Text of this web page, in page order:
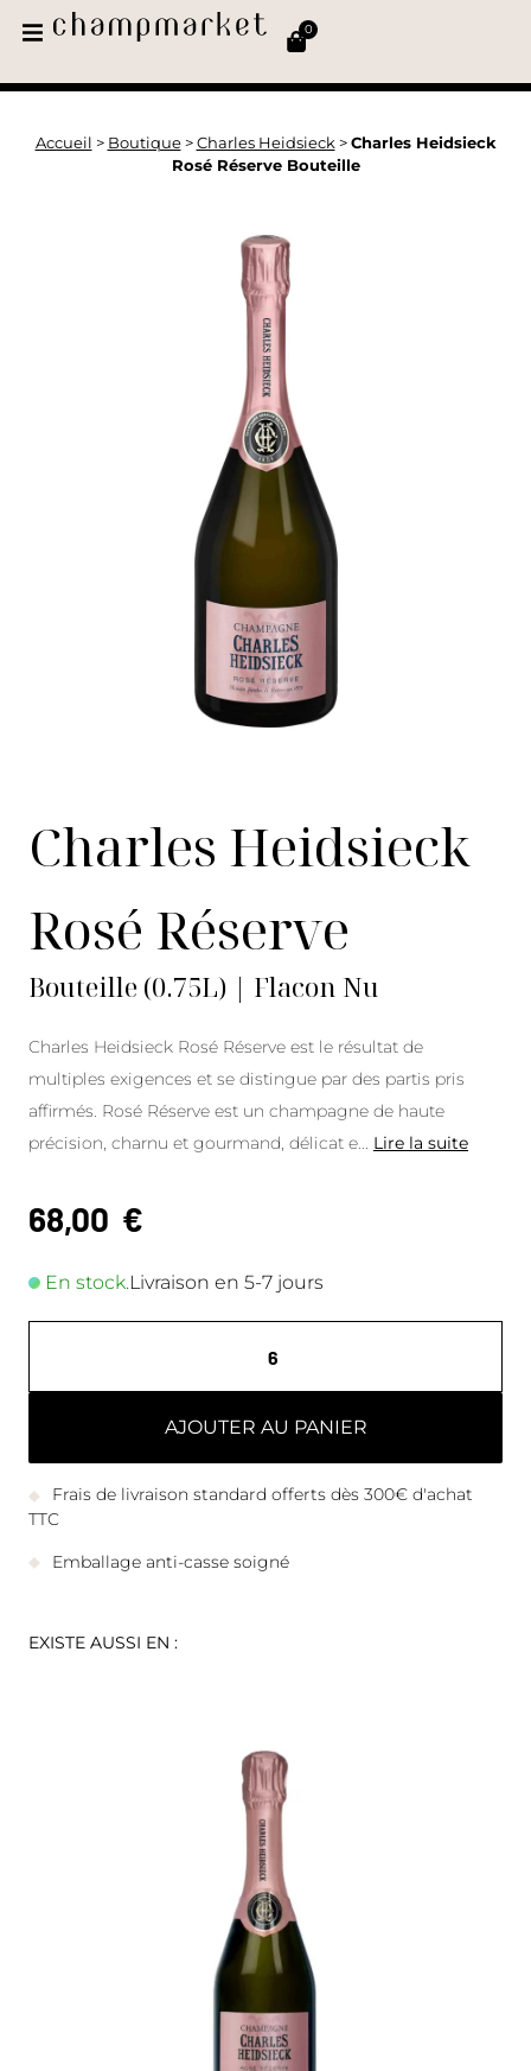
0
Accueil > Boutique> Charles Heidsieck > Charles Heidsieck
Rosé Réserve Bouteille
Charles Heidsieck
Rosé Réserve
Bouteille (0.75L) | Flacon Nu
Charles Heidsieck Rosé Réserve est le résultat de
multiples exigences et se distingue par des partis pris
affirmés. Rosé Réserve est un champagne de haute
précision, charnu et gourmand, délicat e
Lire la suite
68,00 €
En stock.Livraison en 5-7 jours
AJOUTER AU PANIER
Frais de livraison standard offerts dès 300€ d'achat
TTC
Emballage anti-casse soigné
EXISTE AUSSI EN :